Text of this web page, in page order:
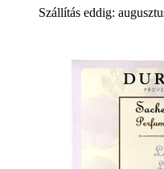
Szállítás eddig: